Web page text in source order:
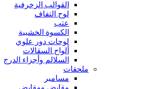
القوالب الزخرفية
لوح التفاف
عتب
الكسوة الخشبية
لوحات دور علوي
ألواح السقالات
السلالم وأجزاء الدرج
ملحقات
مسامير
مقابض ومقابض